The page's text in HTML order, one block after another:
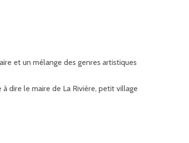
et un mélange des genres artistiques
dire le maire de La Rivière, petit village